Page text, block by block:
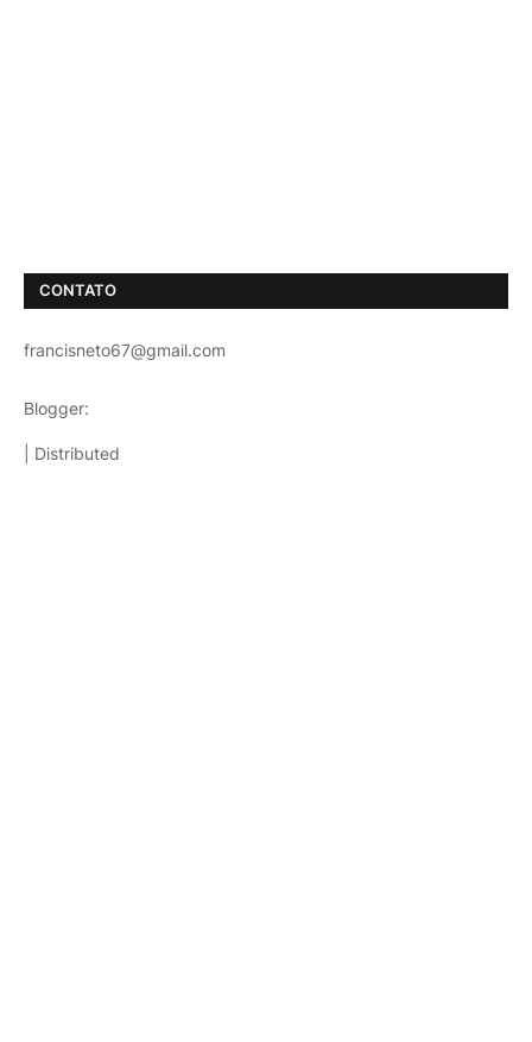
CONTATO
francisneto67@gmail.com
Blogger:
| Distributed